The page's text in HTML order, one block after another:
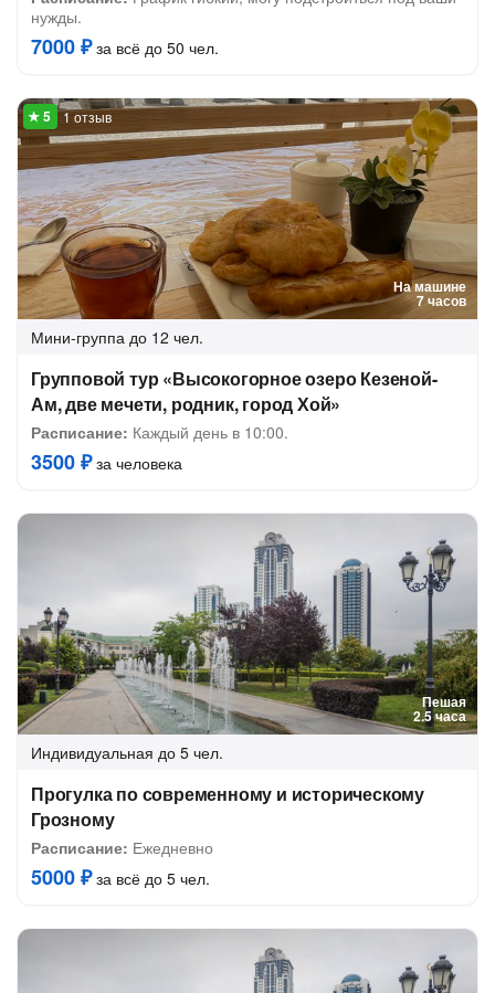
нужды.
7000 ₽за всё до 50 чел.
На машине
7 часов
1 отзыв
Мини-группа до 12 чел.
Групповой тур «Высокогорное озеро Кезеной-
Ам, две мечети, родник, город Хой»
Расписание: Каждый день в 10:00.
3500 ₽за человека
Пешая
2.5 часа
Индивидуальная до 5 чел.
Прогулка по современному и историческому
Грозному
Расписание: Ежедневно
5000 ₽за всё до 5 чел.